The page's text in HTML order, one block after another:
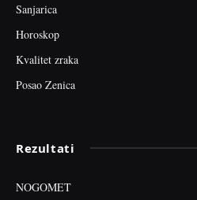
Sanjarica
Horoskop
Kvalitet zraka
Posao Zenica
Rezultati
NOGOMET